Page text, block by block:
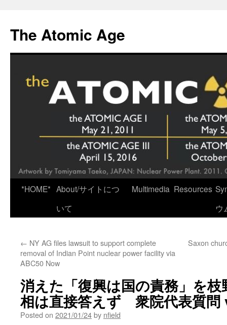
content
The Atomic Age
*HOME* About/サイトにつ
いて
Multimedia Resources
ウ
← NY AG files lawsuit to support complete
removal of Indian Point nuclear power facility via
ABC50 Now
Saxon
消えた「復興は国の責務」を
相は直接答えず 衆院代表質問
Posted on 2021/01/24by nfield